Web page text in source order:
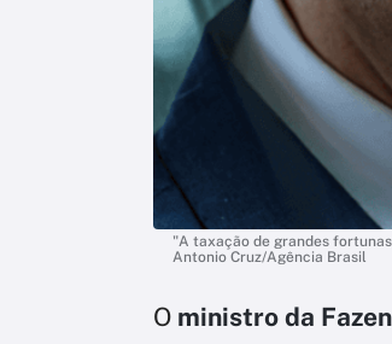
"A taxação de grandes
Antonio Cruz/Agência Brasil
O ministro da